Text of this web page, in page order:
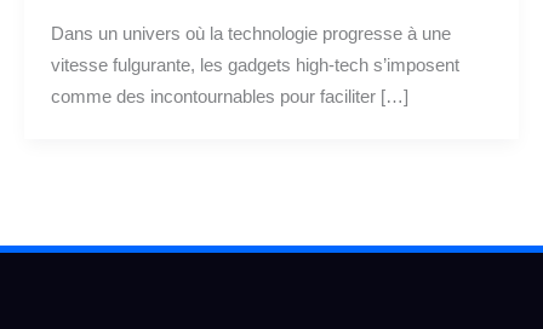
Dans un univers où la technologie progresse à une
vitesse fulgurante, les gadgets high-tech s’imposent
comme des incontournables pour faciliter […]